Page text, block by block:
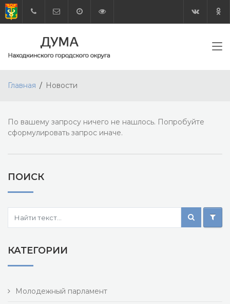
Главная Новости
По вашему запросу ничего не нашлось. Попробуйте
сформулировать запрос иначе.
ПОИСК
КАТЕГОРИИ
Молодежный парламент